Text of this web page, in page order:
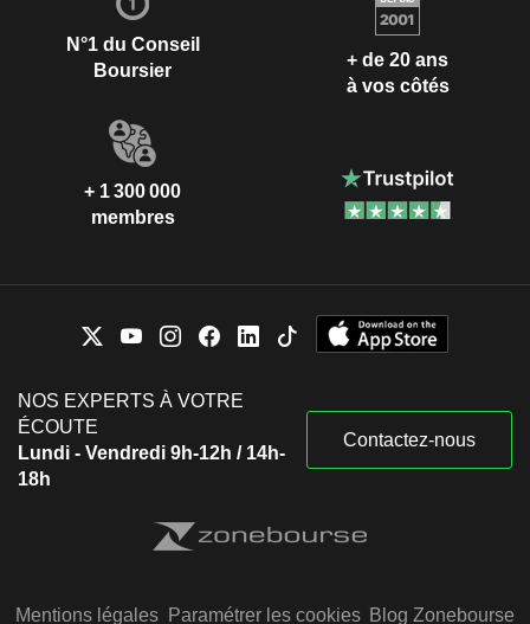
N°1 du Conseil
Boursier
+ de 20 ans
à vos côtés
+ 1 300 000
membres
NOS EXPERTS À VOTRE
ÉCOUTE
Lundi - Vendredi 9h-12h / 14h-
18h
Contactez-nous
Mentions légales Paramétrer les cookies Blog Zonebourse